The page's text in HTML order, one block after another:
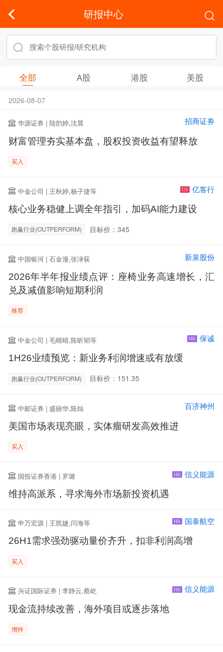
研报中心
全部 A股 港股 美股
2026-08-07
华源证券 | 陆韵婷,沈晨 招商证券
财富管理夯实基本盘，股权投资收益有望释放
买入
中金公司 | 王秋婷,杨子捷等 US 亿客行
核心业务稳健上调全年指引，加码AI能力建设
跑赢行业(OUTPERFORM) 目标价：345
中国银河 | 石金漫,张渌荻 新泉股份
2026年半年报业绩点评：座椅业务高速增长，汇
兑及减值影响短期利润
推荐
中金公司 | 毛晴晴,陈昕韬等 HK 保诚
1H26业绩预览：新业务利润增速或有放缓
跑赢行业(OUTPERFORM) 目标价：151.35
中邮证券 | 盛丽华,陈灿 百济神州
美国市场表现亮眼，实体瘤研发高效推进
买入
国投证券香港 | 罗璐 HK 信义能源
维持高派系，寻求海外市场新投资机遇
申万宏源 | 王凯婕,闫海等 HK 国泰航空
26H1需求强劲驱动量价齐升，扣非利润高增
买入
兴证国际证券 | 李静云,蔡屹 HK 信义能源
现金流持续改善，海外项目或逐步落地
增持